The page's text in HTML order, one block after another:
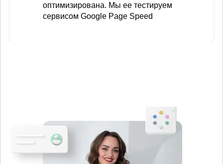
оптимизирована. Мы ее тестируем
сервисом Google Page Speed